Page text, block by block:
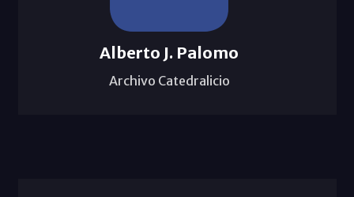
Alberto J. Palomo
Archivo Catedralicio